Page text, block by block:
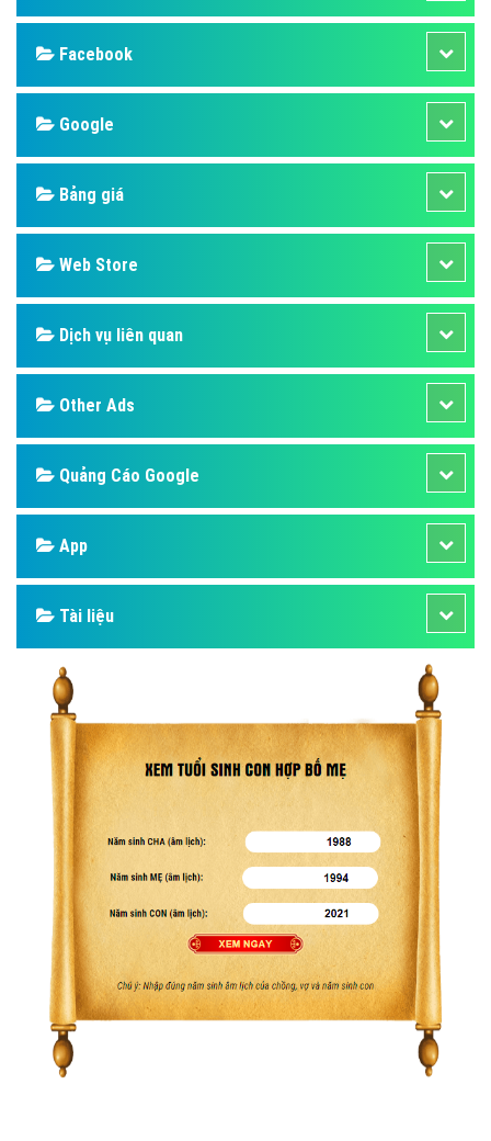
Facebook
Google
Bảng giá
Web Store
Dịch vụ liên quan
Other Ads
Quảng Cáo Google
App
Tài liệu